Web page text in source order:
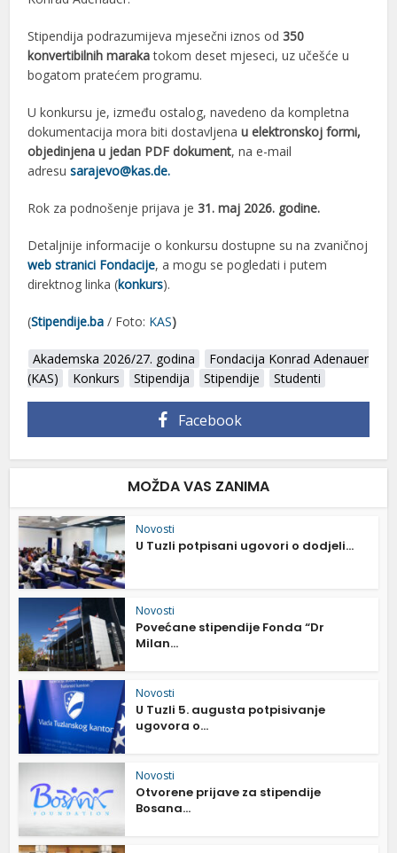
Stipendija podrazumijeva mjesečni iznos od350
konvertibilnih marakatokom deset mjeseci, uz učešće u
bogatom pratećem programu.
U konkursu je, između ostalog, navedeno da kompletna
dokumentacija mora biti dostavljenau elektronskoj formi,
objedinjena u jedan PDF dokument, na e-mail
adresusarajevo@kas.de.
Rok za podnošenje prijava je31. maj 2026. godine.
Detaljnije informacije o konkursu dostupne su na zvaničnoj
web stranici Fondacije, a mogu se pogledati i putem
direktnog linka (konkurs).
(Stipendije.ba / Foto: KAS)
Akademska 2026/27. godina
Fondacija Konrad Adenauer
(KAS)
Konkurs Stipendija Stipendije Studenti
Facebook
MOŽDA VAS ZANIMA
Novosti
U Tuzli potpisani ugovori o dodjeli...
Novosti
Povećane stipendije Fonda “Dr
Milan...
Novosti
U Tuzli 5. augusta potpisivanje
ugovora o...
Novosti
Otvorene prijave za stipendije
Bosana...